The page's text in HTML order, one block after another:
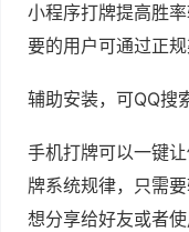
小程序打牌提高胜
要的用户可通过正规
辅助安装，可QQ搜
手机打牌可以一键
牌系统规律，只需
想分享给好友或者